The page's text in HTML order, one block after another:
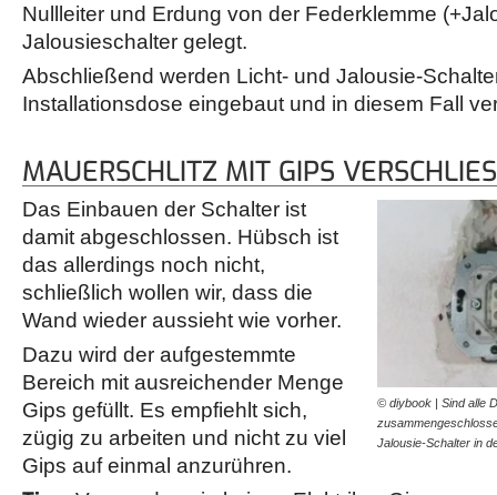
Nullleiter und Erdung von der Federklemme
Jalousieschalter gelegt.
Abschließend werden Licht- und Jalousie-
Installationsdose eingebaut und in diesem Fall
MAUERSCHLITZ MIT GIPS
© diybook | Sind alle
Jalousie-Schalter in
Das Einbauen der Schalter ist
damit abgeschlossen. Hübsch ist
das allerdings noch nicht,
schließlich wollen wir, dass die
Wand wieder aussieht wie vorher.
Dazu wird der aufgestemmte
Bereich mit ausreichender Menge
Gips gefüllt. Es empfiehlt sich,
zügig zu arbeiten und nicht zu viel
Gips auf einmal anzurühren.